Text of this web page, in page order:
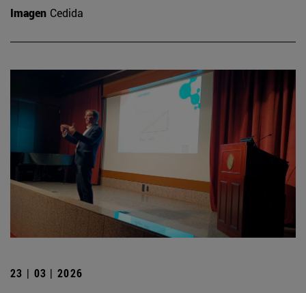
Imagen Cedida
23 | 03 | 2026